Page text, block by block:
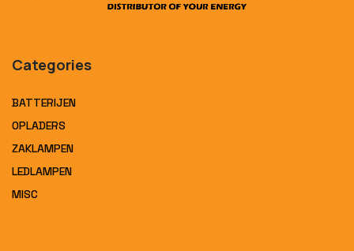
Categories
BATTERIJEN
OPLADERS
ZAKLAMPEN
LEDLAMPEN
MISC